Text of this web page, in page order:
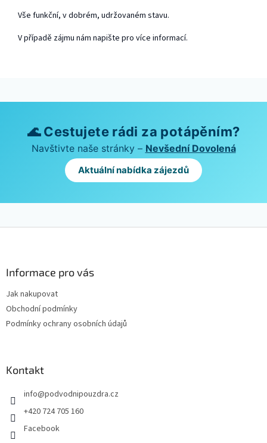
Vše funkční, v dobrém, udržovaném stavu.
V případě zájmu nám napište pro více informací.
🌊 Cestujete rádi za potápěním?
Navštivte naše stránky – Nevšední Dovolená
Aktuální nabídka zájezdů
Informace pro vás
Jak nakupovat
Obchodní podmínky
Podmínky ochrany osobních údajů
Kontakt
info@podvodnipouzdra.cz
+420 724 705 160
Facebook